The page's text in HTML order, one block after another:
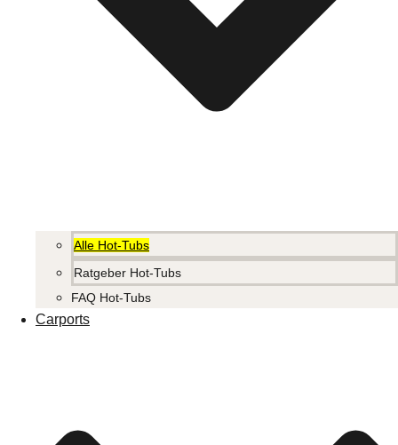
Alle Hot-Tubs
Ratgeber Hot-Tubs
FAQ Hot-Tubs
Carports